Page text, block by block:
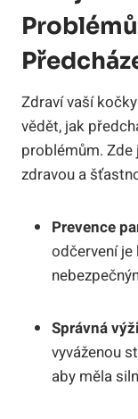
Zdraví vaší
vědět, jak
problémům.
zdravou a
Prevence
odčervení
Správná
vyváženou
aby měla